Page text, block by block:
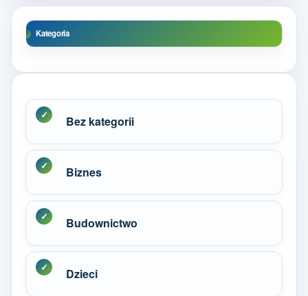
Kategoria
Bez kategorii
Biznes
Budownictwo
Dzieci